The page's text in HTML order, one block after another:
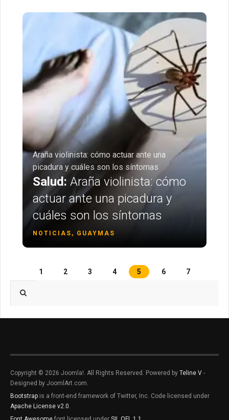
Araña violinista: cómo actuar ante una
picadura y cuáles son los síntomas
Salud: Araña violinista: cómo
actuar ante una picadura y
cuáles son los síntomas
NOTICIAS, GUAYMAS
1 2 3 4 5 6
7
Copyright © 2026 Joomla!. All Rights Reserved. Powered by Teline V -
Designed by JoomlArt.com.
Bootstrap is a front-end framework of Twitter, Inc. Code licensed under
Apache License v2.0